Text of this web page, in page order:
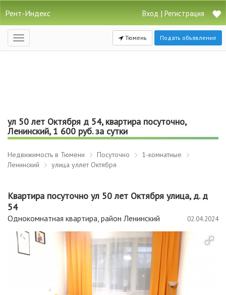
Рент-Индекс Вход | Регистрация
Открыть
навигацию
Тюмень Подать объявление
ул 50 лет Октября д 54, квартира посуточно,
Ленинский, 1 600 руб. за сутки
Недвижимость в Тюмени Посуточно
1-комнатные
Ленинский
улица уллет Октября
Квартира посуточно ул 50 лет Октября улица, д. д
54
Однокомнатная квартира, район Ленинский 02.04.2024